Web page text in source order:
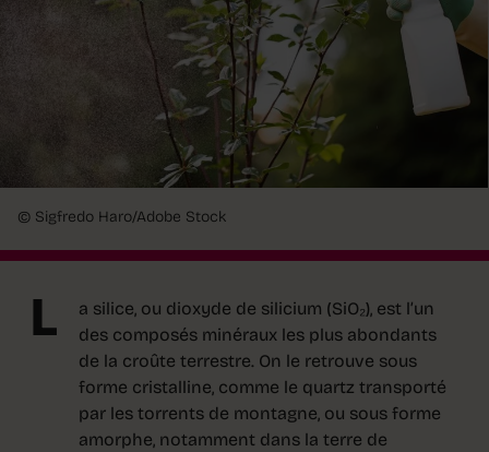
© Sigfredo Haro/Adobe Stock
L
a silice, ou dioxyde de silicium (SiO₂), est l’un
des composés minéraux les plus abondants
de la croûte terrestre. On le retrouve sous
forme cristalline, comme le quartz transporté
par les torrents de montagne, ou sous forme
amorphe, notamment dans la terre de